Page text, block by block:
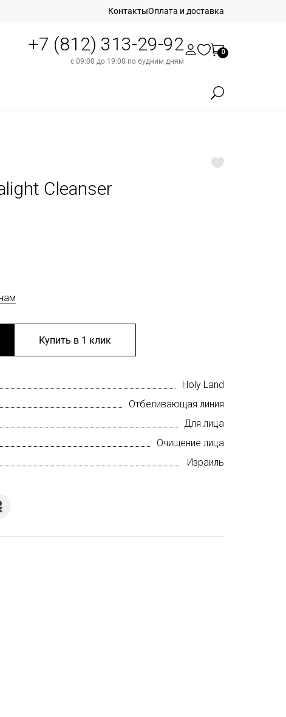
КонтактыОплата и доставка
+7 (812) 313-29-92
с 09:00 до 19:00 по будним дням
0
Cleanser
Купить в 1 клик
Holy Land
Отбеливающая линия
Для лица
Очищение лица
Израиль